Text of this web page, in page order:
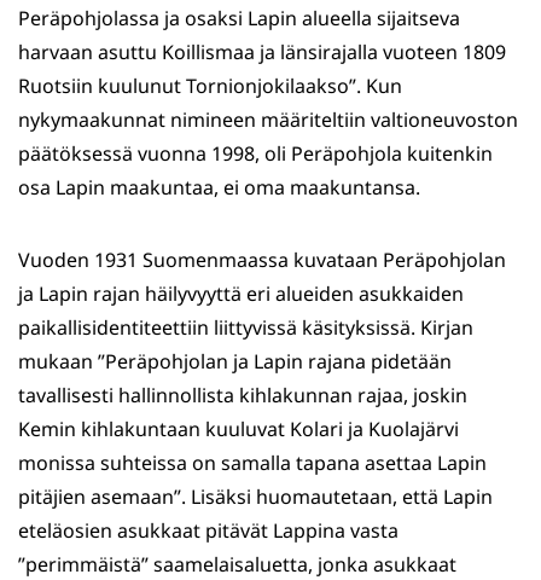
Peräpohjolassa ja osaksi Lapin alueella sijaitseva
harvaan asuttu Koillismaa ja länsirajalla vuoteen 1809
Ruotsiin kuulunut Tornionjokilaakso”. Kun
nykymaakunnat nimineen määriteltiin valtioneuvoston
päätöksessä vuonna 1998, oli Peräpohjola kuitenkin
osa Lapin maakuntaa, ei oma maakuntansa.
Vuoden 1931 Suomenmaassa kuvataan Peräpohjolan
ja Lapin rajan häilyvyyttä eri alueiden asukkaiden
paikallisidentiteettiin liittyvissä käsityksissä. Kirjan
mukaan ”Peräpohjolan ja Lapin rajana pidetään
tavallisesti hallinnollista kihlakunnan rajaa, joskin
Kemin kihlakuntaan kuuluvat Kolari ja Kuolajärvi
monissa suhteissa on samalla tapana asettaa Lapin
pitäjien asemaan”. Lisäksi huomautetaan, että Lapin
eteläosien asukkaat pitävät Lappina vasta
”perimmäistä” saamelaisaluetta, jonka asukkaat